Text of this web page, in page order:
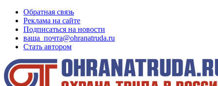
Обратная связь
Реклама на сайте
Подписаться на новости
ваша_почта@ohranatruda.ru
Стать автором